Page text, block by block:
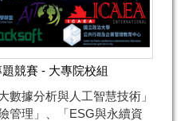
競賽 - 大專院校組
數據分析與人工智慧技術」
管理」、「ESG與永續資